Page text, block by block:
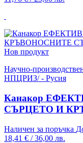
Нов продукт
Научно-
НПЦРИЗ/ - Русия
Канакор
СЪРЦЕТО И
Наличен за поръчка
18,41 € / 36,00 лв.